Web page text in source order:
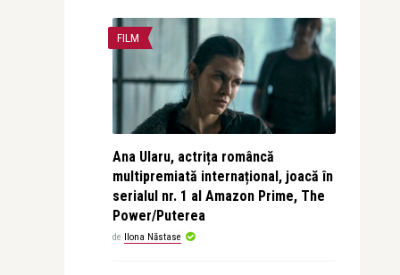
FILM
Ana Ularu, actrița româncă
multipremiată internațional, joacă în
serialul nr. 1 al Amazon Prime, The
Power/Puterea
de Ilona Năstase